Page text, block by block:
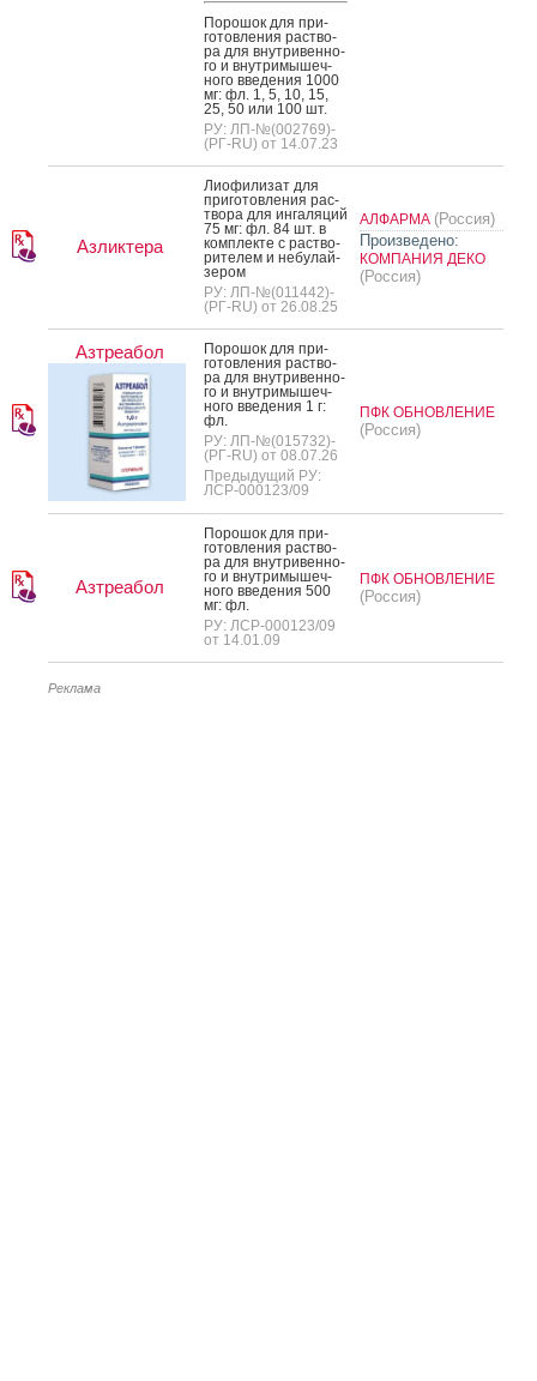
По­рошок для при­
готов­ле­ния рас­тво­
ра для внут­ри­вен­но­
го и внут­ри­мышеч­
но­го вве­дения 1000
мг: фл. 1, 5, 10, 15,
25, 50 или 100 шт.
РУ: ЛП-№(002769)-
(РГ-RU) от 14.07.23
Азликтера
Ли­офи­лизат для
при­готов­ле­ния рас­
тво­ра для ин­га­ляций
75 мг: фл. 84 шт. в
ком­плек­те с рас­тво­
рите­лем и не­булай­
зе­ром
РУ: ЛП-№(011442)-
(РГ-RU) от 26.08.25
АЛФАРМА (Россия)
Произведено:
КОМПАНИЯ ДЕКО
(Россия)
Азтреабол
По­рошок для при­
готов­ле­ния рас­тво­
ра для внут­ри­вен­но­
го и внут­ри­мышеч­
но­го вве­дения 1 г:
фл.
РУ: ЛП-№(015732)-
(РГ-RU) от 08.07.26
Предыдущий РУ:
ЛСР-000123/09
ПФК ОБНОВЛЕНИЕ
(Россия)
Азтреабол
По­рошок для при­
готов­ле­ния рас­тво­
ра для внут­ри­вен­но­
го и внут­ри­мышеч­
но­го вве­дения 500
мг: фл.
РУ: ЛСР-000123/09
от 14.01.09
ПФК ОБНОВЛЕНИЕ
(Россия)
Реклама